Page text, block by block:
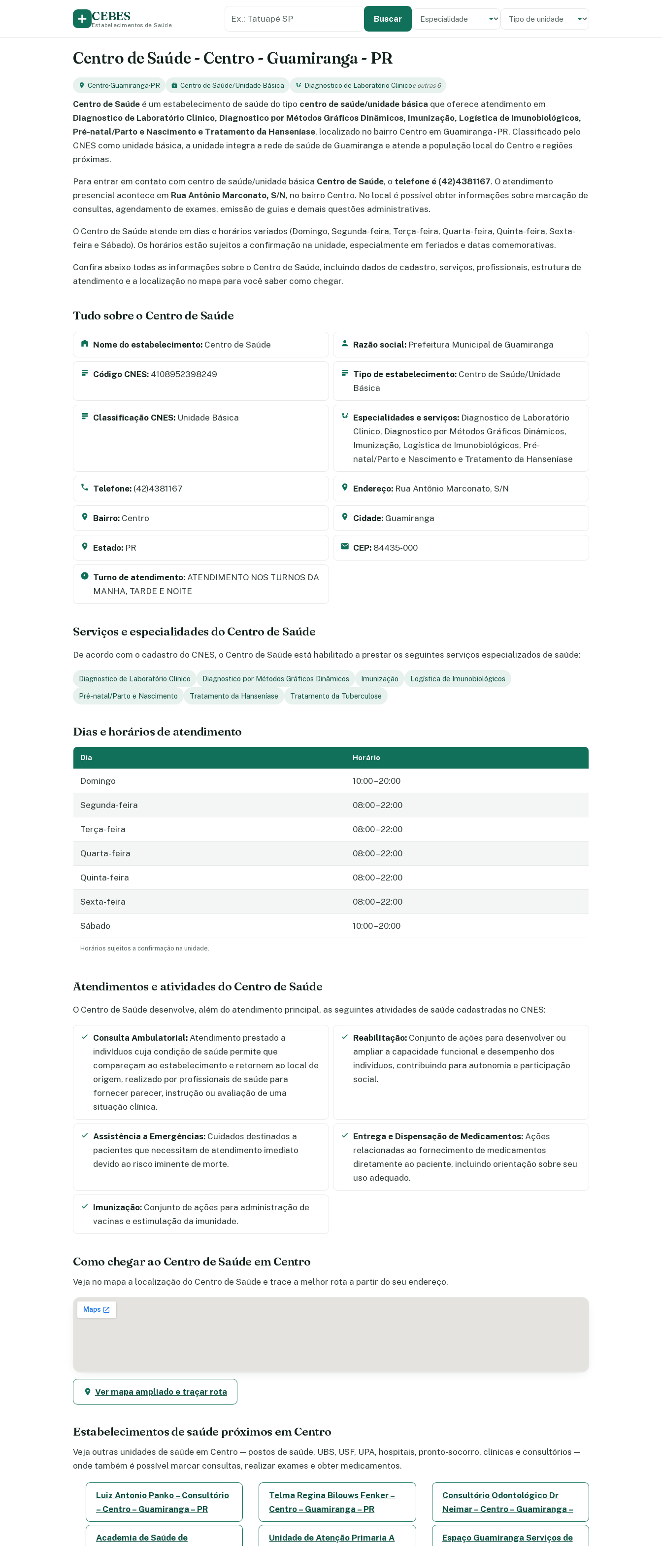
CEBES
Estabelecimentos de Saúde
Buscar Especialidade
Tipo de unidade
Centro de Saúde - Centro - Guamiranga - PR
Centro·Guamiranga·PR Centro de Saúde/Unidade Básica Diagnostico de Laboratório Clinicoe outras 6
Centro de Saúde é um estabelecimento de saúde do tipo centro de saúde/unidade básica que oferece atendimento em
Diagnostico de Laboratório Clinico, Diagnostico por Métodos Gráficos Dinâmicos, Imunização, Logística de Imunobiológicos,
Pré-natal/Parto e Nascimento e Tratamento da Hanseníase, localizado no bairro Centro em Guamiranga - PR. Classificado pelo
CNES como unidade básica, a unidade integra a rede de saúde de Guamiranga e atende a população local do Centro e regiões
próximas.
Para entrar em contato com centro de saúde/unidade básica Centro de Saúde, o telefone é (42)4381167. O atendimento
presencial acontece em Rua Antônio Marconato, S/N, no bairro Centro. No local é possível obter informações sobre marcação de
consultas, agendamento de exames, emissão de guias e demais questões administrativas.
O Centro de Saúde atende em dias e horários variados (Domingo, Segunda-feira, Terça-feira, Quarta-feira, Quinta-feira, Sexta-
feira e Sábado). Os horários estão sujeitos a confirmação na unidade, especialmente em feriados e datas comemorativas.
Confira abaixo todas as informações sobre o Centro de Saúde, incluindo dados de cadastro, serviços, profissionais, estrutura de
atendimento e a localização no mapa para você saber como chegar.
Tudo sobre o Centro de Saúde
Nome do estabelecimento: Centro de Saúde Razão social: Prefeitura Municipal de Guamiranga
Código CNES: 4108952398249 Tipo de estabelecimento: Centro de Saúde/Unidade
Básica
Classificação CNES: Unidade Básica Especialidades e serviços: Diagnostico de Laboratório
Clinico, Diagnostico por Métodos Gráficos Dinâmicos,
Imunização, Logística de Imunobiológicos, Pré-
natal/Parto e Nascimento e Tratamento da Hanseníase
Telefone: (42)4381167 Endereço: Rua Antônio Marconato, S/N
Bairro: Centro Cidade: Guamiranga
Estado: PR CEP: 84435-000
Turno de atendimento: ATENDIMENTO NOS TURNOS DA
MANHA, TARDE E NOITE
Serviços e especialidades do Centro de Saúde
De acordo com o cadastro do CNES, o Centro de Saúde está habilitado a prestar os seguintes serviços especializados de saúde:
Diagnostico de Laboratório Clinico Diagnostico por Métodos Gráficos Dinâmicos Imunização Logística de Imunobiológicos
Pré-natal/Parto e Nascimento Tratamento da Hanseníase Tratamento da Tuberculose
Dias e horários de atendimento
Dia Horário
Domingo 10:00 – 20:00
Segunda-feira 08:00 – 22:00
Terça-feira 08:00 – 22:00
Quarta-feira 08:00 – 22:00
Quinta-feira 08:00 – 22:00
Sexta-feira 08:00 – 22:00
Sábado 10:00 – 20:00
Horários sujeitos a confirmação na unidade.
Atendimentos e atividades do Centro de Saúde
O Centro de Saúde desenvolve, além do atendimento principal, as seguintes atividades de saúde cadastradas no CNES:
Consulta Ambulatorial: Atendimento prestado a
indivíduos cuja condição de saúde permite que
compareçam ao estabelecimento e retornem ao local de
origem, realizado por profissionais de saúde para
fornecer parecer, instrução ou avaliação de uma
situação clínica.
Reabilitação: Conjunto de ações para desenvolver ou
ampliar a capacidade funcional e desempenho dos
indivíduos, contribuindo para autonomia e participação
social.
Assistência a Emergências: Cuidados destinados a
pacientes que necessitam de atendimento imediato
devido ao risco iminente de morte.
Entrega e Dispensação de Medicamentos: Ações
relacionadas ao fornecimento de medicamentos
diretamente ao paciente, incluindo orientação sobre seu
uso adequado.
Imunização: Conjunto de ações para administração de
vacinas e estimulação da imunidade.
Como chegar ao Centro de Saúde em Centro
Veja no mapa a localização do Centro de Saúde e trace a melhor rota a partir do seu endereço.
Ver mapa ampliado e traçar rota
Estabelecimentos de saúde próximos em Centro
Veja outras unidades de saúde em Centro — postos de saúde, UBS, USF, UPA, hospitais, pronto-socorro, clínicas e consultórios —
onde também é possível marcar consultas, realizar exames e obter medicamentos.
Luiz Antonio Panko – Consultório
– Centro – Guamiranga – PR
Telma Regina Bilouws Fenker –
Centro – Guamiranga – PR
Consultório Odontológico Dr
Neimar – Centro – Guamiranga –
Academia de Saúde de Unidade de Atenção Primaria A Espaço Guamiranga Serviços de